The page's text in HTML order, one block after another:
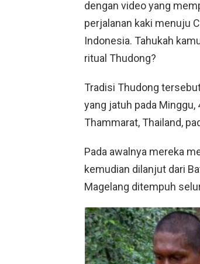
dengan video yang
perjalanan kaki menuju
Indonesia. Tahukah
ritual Thudong?
Tradisi Thudong
yang jatuh pada Minggu,
Thammarat, Thailand,
Pada awalnya mereka
kemudian dilanjut dari
Magelang ditempuh